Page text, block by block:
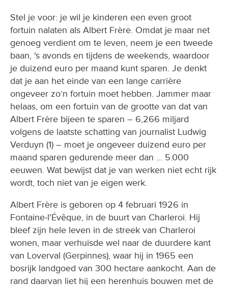
Stel je voor: je wil je kinderen een even groot
fortuin nalaten als Albert Frère. Omdat je maar net
genoeg verdient om te leven, neem je een tweede
baan, 's avonds en tijdens de weekends, waardoor
je duizend euro per maand kunt sparen. Je denkt
dat je aan het einde van een lange carrière
ongeveer zo’n fortuin moet hebben. Jammer maar
helaas, om een fortuin van de grootte van dat van
Albert Frère bijeen te sparen – 6,266 miljard
volgens de laatste schatting van journalist Ludwig
Verduyn (1) – moet je ongeveer duizend euro per
maand sparen gedurende meer dan ... 5.000
eeuwen. Wat bewijst dat je van werken niet echt rijk
wordt, toch niet van je eigen werk.
Albert Frère is geboren op 4 februari 1926 in
Fontaine-l'Évêque, in de buurt van Charleroi. Hij
bleef zijn hele leven in de streek van Charleroi
wonen, maar verhuisde wel naar de duurdere kant
van Loverval (Gerpinnes), waar hij in 1965 een
bosrijk landgoed van 300 hectare aankocht. Aan de
rand daarvan liet hij een herenhuis bouwen met de